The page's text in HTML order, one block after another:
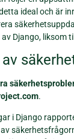
ideal och är
Django, liksom
.
i Django